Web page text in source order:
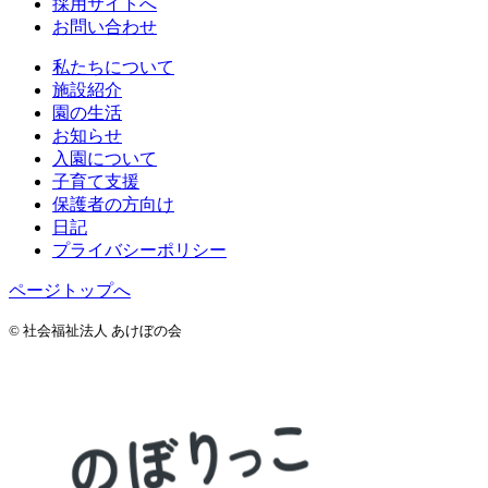
お問い合わせ
私たちについて
施設紹介
園の生活
お知らせ
入園について
子育て支援
保護者の方向け
日記
プライバシーポリシー
ページトップへ
© 社会福祉法人 あけぼの会